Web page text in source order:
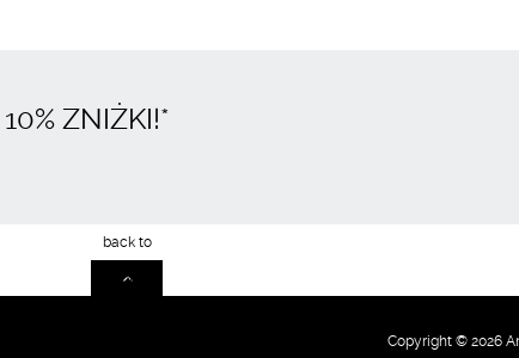
10% ZNIŻKI!*
Copyright © 2026